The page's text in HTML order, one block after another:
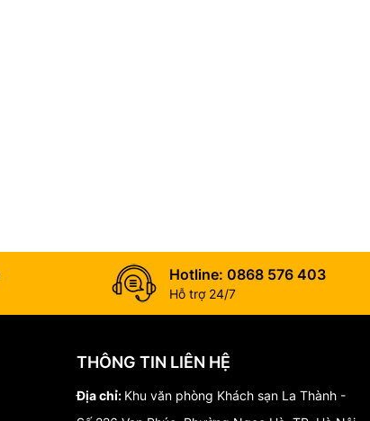
Hotline: 0868 576 403
Hỗ trợ 24/7
THÔNG TIN LIÊN HỆ
Địa chỉ: Khu văn phòng Khách sạn La Thành -